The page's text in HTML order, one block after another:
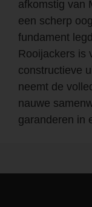
afkomstig van
een scherp
fundament
Rooijackers is
constructieve
neemt de
nauwe
garanderen in